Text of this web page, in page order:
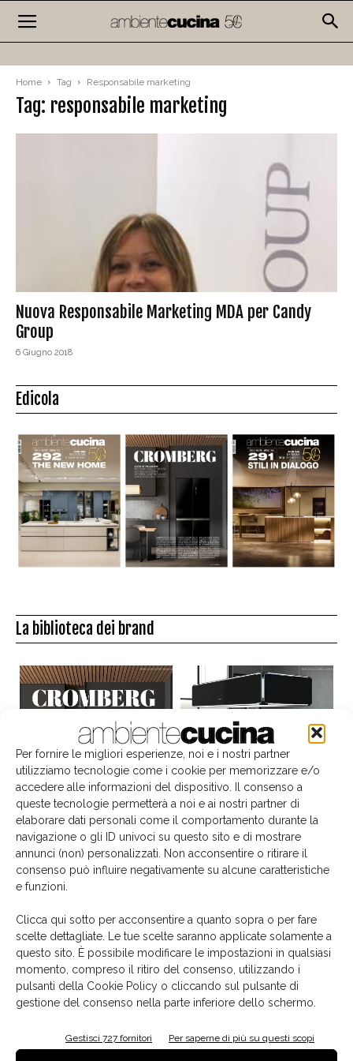
Per fornire le migliori esperienze, noi e i nostri partner
utilizziamo tecnologie come i cookie per memorizzare e/o
accedere alle informazioni del dispositivo. Il consenso a
queste tecnologie permetterà a noi e ai nostri partner di
elaborare dati personali come il comportamento durante la
navigazione o gli ID univoci su questo sito e di mostrare
annunci (non) personalizzati. Non acconsentire o ritirare il
consenso può influire negativamente su alcune caratteristiche
e funzioni.
Clicca qui sotto per acconsentire a quanto sopra o per fare
scelte dettagliate. Le tue scelte saranno applicate solamente a
questo sito. È possibile modificare le impostazioni in qualsiasi
momento, compreso il ritiro del consenso, utilizzando i
pulsanti della Cookie Policy o cliccando sul pulsante di
gestione del consenso nella parte inferiore dello schermo.
Gestisci 727 fornitori Per saperne di più su questi scopi
Home Tag Responsabile marketing
Tag: responsabile marketing
Nuova Responsabile Marketing MDA per Candy
Group
6 Giugno 2018
Edicola
La biblioteca dei brand
Il libro del mese